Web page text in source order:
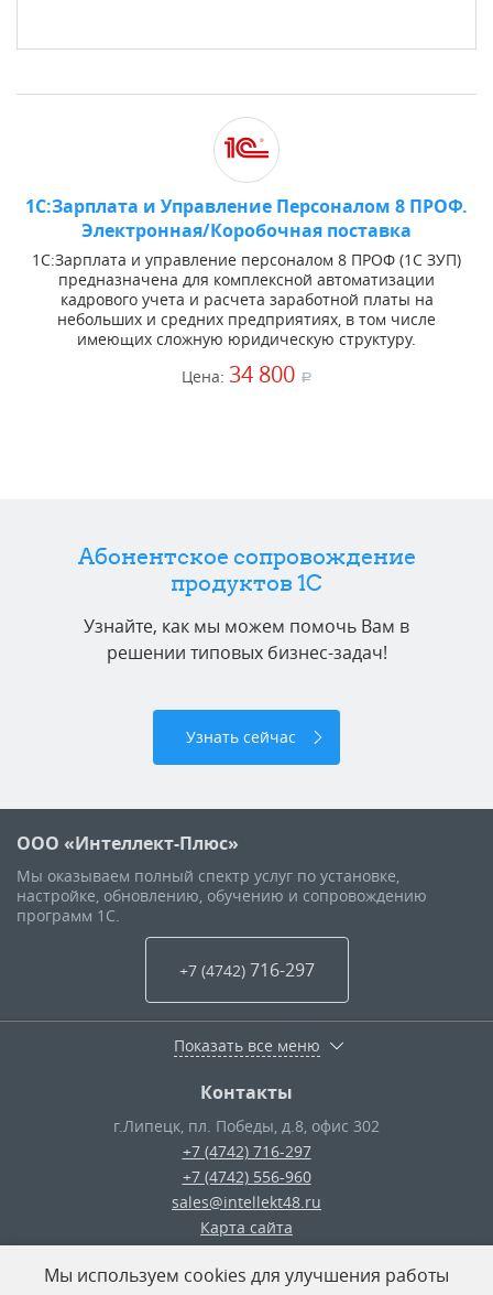
1С:Зарплата и Управление Персоналом 8 ПРОФ.
Электронная/Коробочная поставка
1С:Зарплата и управление персоналом 8 ПРОФ (1С ЗУП)
предназначена для комплексной автоматизации
кадрового учета и расчета заработной платы на
небольших и средних предприятиях, в том числе
имеющих сложную юридическую структуру.
Цена: 34 800 a
Абонентское сопровождение
продуктов 1C
Узнайте, как мы можем помочь Вам в
решении типовых бизнес-задач!
Узнать сейчас
ООО «Интеллект-Плюс»
Мы оказываем полный спектр услуг по установке,
настройке, обновлению, обучению и сопровождению
программ 1С.
+7 (4742) 716-297
Показать все меню
Контакты
г.Липецк пл. Победы, д.8, офис 302
+7 (4742) 716-297
+7 (4742) 556-960
sales@intellekt48.ru
Карта сайта
© ООО «Интеллект-Плюс»— 2026
Мы используем cookies для улучшения работы